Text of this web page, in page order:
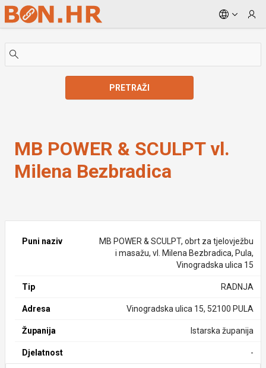
Skip to Main Content
PRETRAŽI
MB POWER & SCULPT vl.
Milena Bezbradica
Puni naziv
MB POWER & SCULPT, obrt za tjelovježbu
i masažu, vl. Milena Bezbradica, Pula,
Vinogradska ulica 15
Tip RADNJA
Adresa Vinogradska ulica 15, 52100 PULA
Županija Istarska županija
Djelatnost -